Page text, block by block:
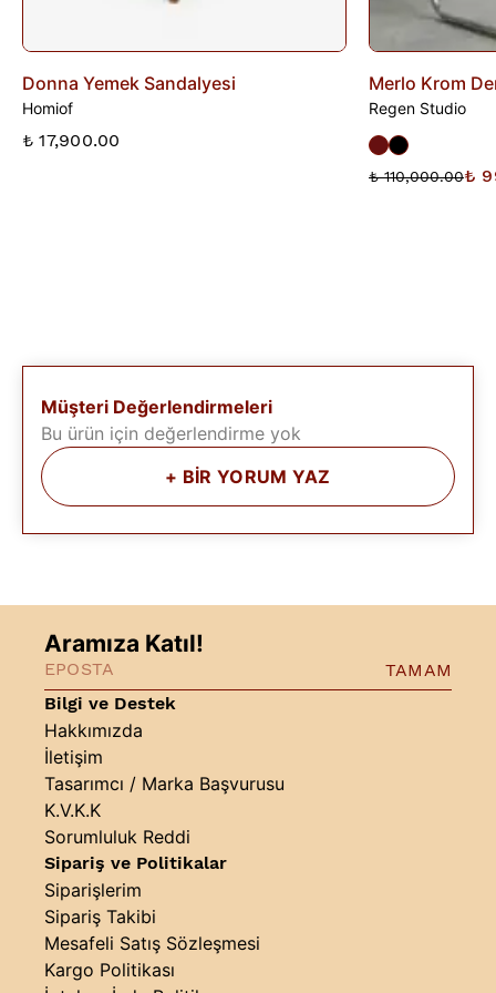
Donna Yemek Sandalyesi
Homiof
₺ 17,900.00
Merlo Krom
Regen Studio
₺ 110,000.00₺
Müşteri Değerlendirmeleri
Bu ürün için değerlendirme yok
+ BİR YORUM YAZ
Bilgi ve Destek
Hakkımızda
İletişim
Tasarımcı / Marka Başvurusu
K.V.K.K
Sorumluluk Reddi
Sipariş ve Politikalar
Siparişlerim
Sipariş Takibi
Mesafeli Satış Sözleşmesi
Kargo Politikası
Aramıza Katıl!
TAMAM